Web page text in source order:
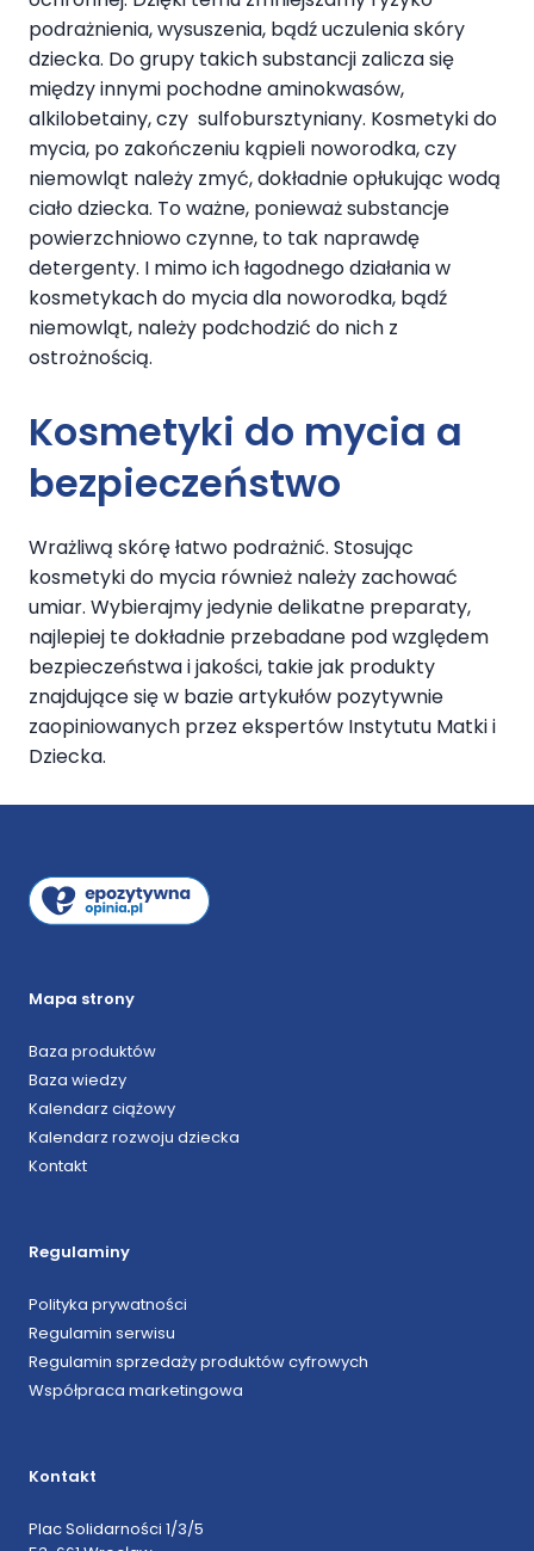
podrażnienia, wysuszenia, bądź uczulenia skóry
dziecka. Do grupy takich substancji zalicza się
między innymi pochodne aminokwasów,
alkilobetainy, czy sulfobursztyniany. Kosmetyki do
mycia, po zakończeniu kąpieli noworodka, czy
niemowląt należy zmyć, dokładnie opłukując wodą
ciało dziecka. To ważne, ponieważ substancje
powierzchniowo czynne, to tak naprawdę
detergenty. I mimo ich łagodnego działania w
kosmetykach do mycia dla noworodka, bądź
niemowląt, należy podchodzić do nich z
ostrożnością.
Kosmetyki do mycia a
bezpieczeństwo
Wrażliwą skórę łatwo podrażnić. Stosując
kosmetyki do mycia również należy zachować
umiar. Wybierajmy jedynie delikatne preparaty,
najlepiej te dokładnie przebadane pod względem
bezpieczeństwa i jakości, takie jak produkty
znajdujące się w bazie artykułów pozytywnie
zaopiniowanych przez ekspertów Instytutu Matki i
Dziecka.
Mapa strony
Baza produktów
Baza wiedzy
Kalendarz ciążowy
Kalendarz rozwoju dziecka
Kontakt
Regulaminy
Polityka prywatności
Regulamin serwisu
Regulamin sprzedaży produktów cyfrowych
Współpraca marketingowa
Kontakt
Plac Solidarności 1/3/5